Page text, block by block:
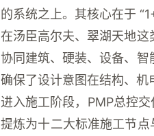
的系统之上。其核心在于
在汤臣高尔夫、翠湖天地这
协同建筑、硬装、设备、
确保了设计意图在结构、机
进入施工阶段， PMP总控
提炼为十二大标准施工节